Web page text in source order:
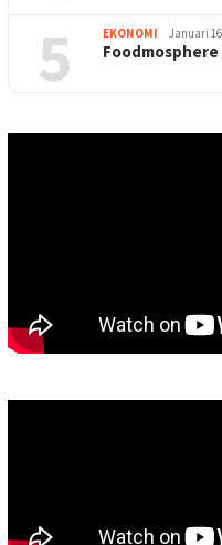
5 EKONOMI Januari